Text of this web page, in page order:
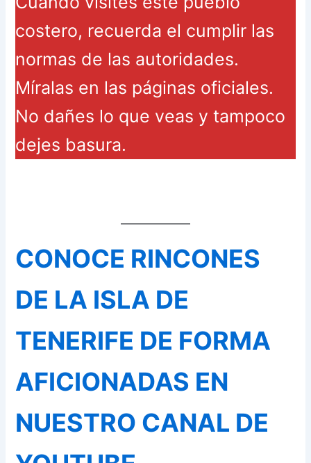
costero, recuerda el cumplir las
normas de las autoridades.
Míralas en las páginas oficiales.
No dañes lo que veas y tampoco
dejes basura.
CONOCE RINCONES
DE LA ISLA DE
TENERIFE DE FORMA
AFICIONADAS EN
NUESTRO CANAL DE